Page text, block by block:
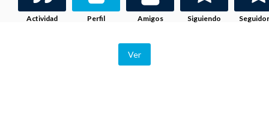
Actividad Perfil Amigos Siguiendo
Ver